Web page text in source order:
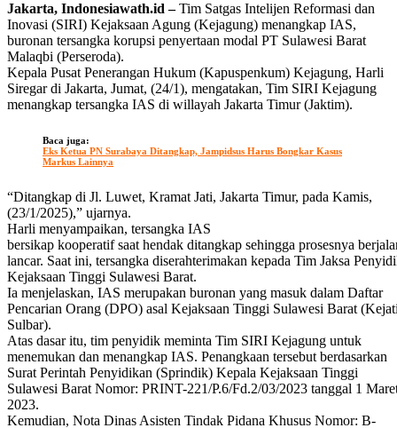
Jakarta, Indonesiawath.id –Tim Satgas Intelijen Reformasi dan
Inovasi (SIRI) Kejaksaan Agung (Kejagung) menangkap IAS,
buronan tersangka korupsi penyertaan modal PT Sulawesi Barat
Malaqbi (Perseroda).
Kepala Pusat Penerangan Hukum (Kapuspenkum) Kejagung, Harli
Siregar di Jakarta‎, Jumat, (24/1), mengatakan, Tim SIRI Kejagung
menangkap tersangka IAS di willayah Jakarta Timur (Jaktim).
Baca juga:
Eks Ketua PN Surabaya Ditangkap, Jampidsus Harus Bongkar Kasus
Markus Lainnya
“Ditangkap di Jl. Luwet, Kramat Jati, Jakarta Timur, pada Kamis,
(23/1/2025),” ujarnya.
Harli menyampaikan, tersangka IAS
bersikap kooperatif saat hendak ditangkap sehingga prosesnya
lancar. Saat ini, tersangka diserahterimakan kepada Tim Jaksa
Kejaksaan Tinggi Sulawesi Barat.
Ia menjelaskan, IAS merupakan buronan yang ‎masuk dalam Daftar
Pencarian Orang (DPO) asal Kejaksaan Tinggi Sulawesi Barat
Sulbar).
Atas dasar itu, tim penyidik meminta Tim SIRI Kejagung untuk
menemukan dan menangkap IAS. Penangkaan tersebut berdasarkan
‎‎Surat Perintah Penyidikan (Sprindik) Kepala Kejaksaan Tinggi
Sulawesi Barat Nomor: PRINT-221/P.6/Fd.2/03/2023 tanggal 1
2023.
Kemudian,‎ ‎Nota Dinas Asisten Tindak Pidana Khusus Nomor: B-